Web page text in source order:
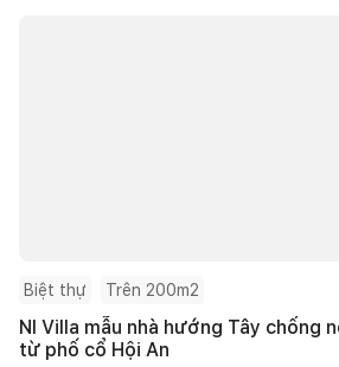
Biệt thự Trên 200m2
NI Villa mẫu nhà hướng Tây chống
từ phố cổ Hội An